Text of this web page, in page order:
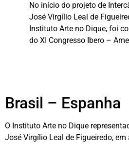
No início do projeto de
José Virgílio Leal de
Instituto Arte no Dique, foi
do XI Congresso Ibero –
Brasil – Espanha
O Instituto Arte no Dique
José Virgílio Leal de Figueiredo,